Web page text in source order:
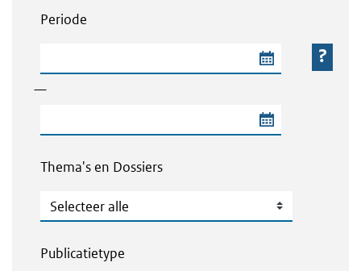
Periode
—
Thema's en Dossiers
Thema's en Dossiers
Publicatietype